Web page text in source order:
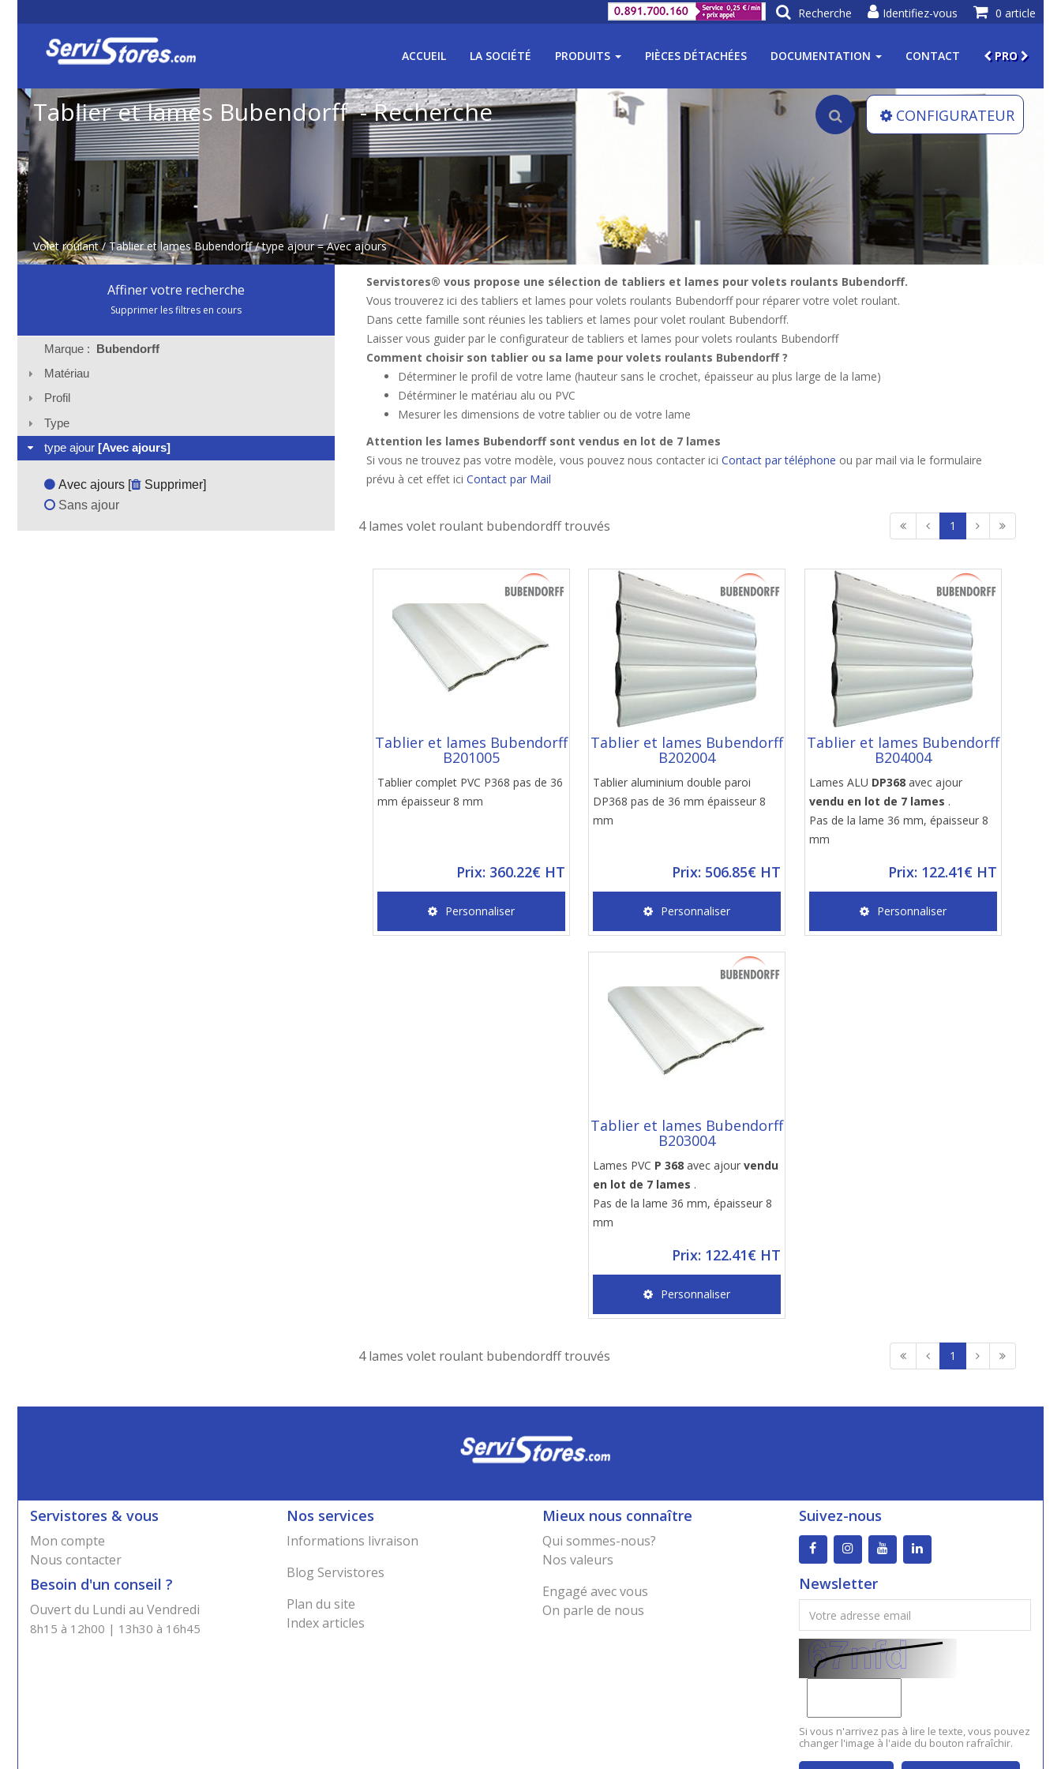
0 article
Identifiez-vous
Recherche
ACCUEIL LA SOCIÉTÉ PRODUITS PIÈCES DÉTACHÉES DOCUMENTATION CONTACT PRO
Tablier et lames Bubendorff - Recherche
Volet roulant /Tablier et lames Bubendorff / type ajour = Avec ajours
CONFIGURATEUR
Affiner votre recherche
Supprimer les filtres en cours
Marque : Bubendorff
Matériau
Profil
Type
type ajour [Avec ajours]
Avec ajours [ Supprimer]
Sans ajour
Servistores® vous propose une sélection de tabliers et lames pour volets roulants Bubendorff.
Vous trouverez ici des tabliers et lames pour volets roulants Bubendorff pour réparer votre volet roulant.
Dans cette famille sont réunies les tabliers et lames pour volet roulant Bubendorff.
Laisser vous guider par le configurateur de tabliers et lames pour volets roulants Bubendorff
Comment choisir son tablier ou sa lame pour volets roulants Bubendorff ?
Déterminer le profil de votre lame (hauteur sans le crochet, épaisseur au plus large de la lame)
Détérminer le matériau alu ou PVC
Mesurer les dimensions de votre tablier ou de votre lame
Attention les lames Bubendorff sont vendus en lot de 7 lames
Si vous ne trouvez pas votre modèle, vous pouvez nous contacter ici Contact par téléphone ou par mail via le formulaire
prévu à cet effet ici Contact par Mail
4 lames volet roulant bubendordff trouvés 1
Tablier et lames Bubendorff
B201005
Tablier complet PVC P368 pas de 36
mm épaisseur 8 mm
Prix: 360.22€ HT
Personnaliser
Tablier et lames Bubendorff
B202004
Tablier aluminium double paroi
DP368 pas de 36 mm épaisseur 8
mm
Prix: 506.85€ HT
Personnaliser
Tablier et lames Bubendorff
B204004
Lames ALU DP368avec ajour
vendu en lot de 7 lames .
Pas de la lame 36 mm, épaisseur 8
mm
Prix: 122.41€ HT
Personnaliser
Tablier et lames Bubendorff
B203004
Lames PVC P 368 avec ajourvendu
en lot de 7 lames .
Pas de la lame 36 mm, épaisseur 8
mm
Prix: 122.41€ HT
Personnaliser
4 lames volet roulant bubendordff trouvés 1
Servistores & vous
Mon compte
Nous contacter
Besoin d'un conseil ?
Ouvert du Lundi au Vendredi
8h15 à 12h00 | 13h30 à 16h45
Nos services
Informations livraison
Blog Servistores
Plan du site
Index articles
Mieux nous connaître
Qui sommes-nous?
Nos valeurs
Engagé avec vous
On parle de nous
Suivez-nous
Newsletter
Si vous n'arrivez pas à lire le texte, vous pouvez
changer l'image à l'aide du bouton rafraîchir.